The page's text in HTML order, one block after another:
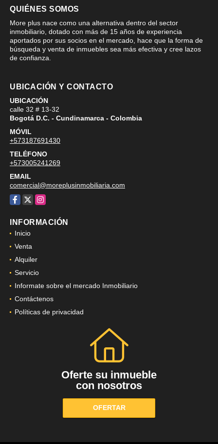
QUIÉNES SOMOS
More plus nace como una alternativa dentro del sector
inmobiliario, dotado con más de 15 años de experiencia
aportados por sus socios en el mercado, hace que la forma de
búsqueda y venta de inmuebles sea más efectiva y cree lazos
de confianza.
UBICACIÓN Y CONTACTO
UBICACIÓN
calle 32 # 13-32
Bogotá D.C. - Cundinamarca - Colombia
MÓVIL
+573187691430
TELÉFONO
+573005241269
EMAIL
comercial@moreplusinmobiliaria.com
INFORMACIÓN
Inicio
Venta
Alquiler
Servicio
Informate sobre el mercado Inmobiliario
Contáctenos
Oferte su inmueble
con nosotros
OFERTAR